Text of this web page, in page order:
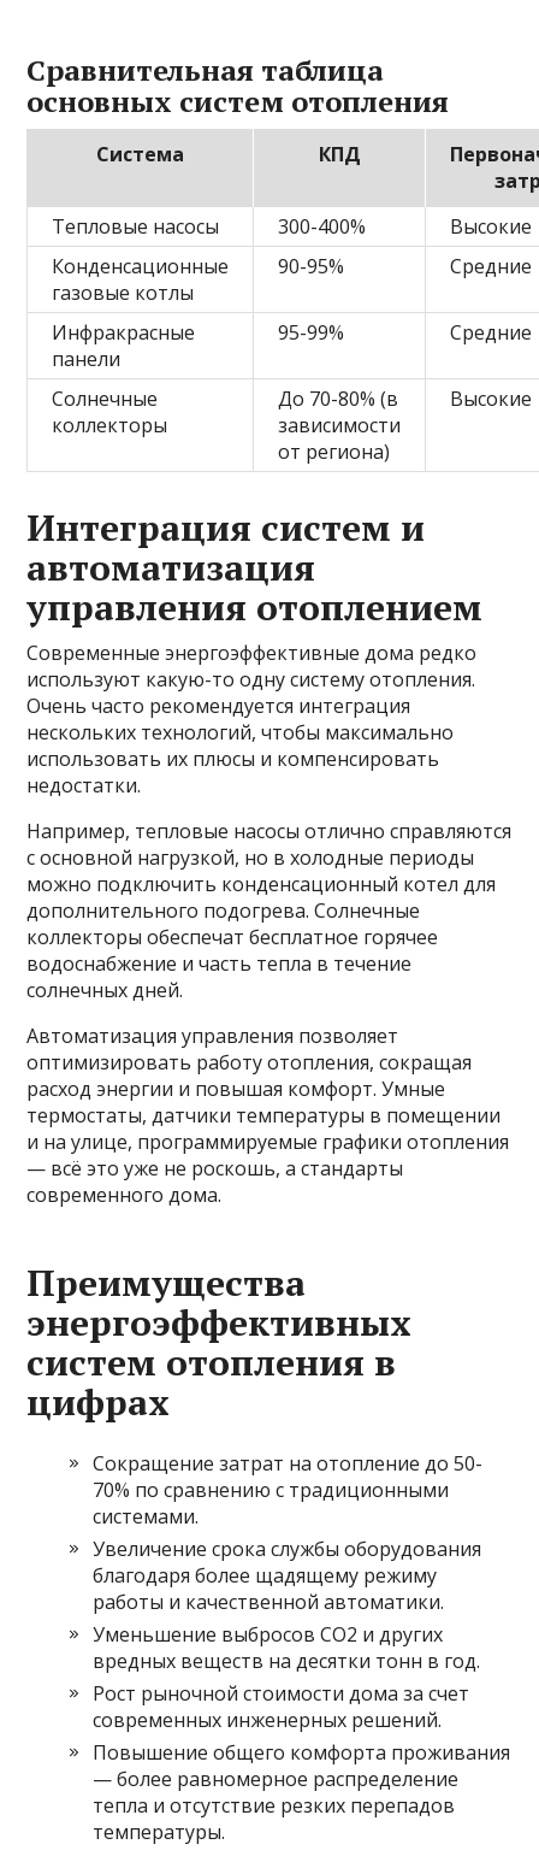
Сравнительная таблица
основных систем отопления
Система КПД
Тепловые насосы
300-400%
Высокие
Конденсационные
газовые котлы
90-95% Средние
Инфракрасные
панели
95-99% Средние
Солнечные
коллекторы
До 70-80% (в
зависимости
от региона)
Высокие
Интеграция систем и
автоматизация
управления отоплением
Современные энергоэффективные дома редко
используют какую-то одну систему отопления.
Очень часто рекомендуется интеграция
нескольких технологий, чтобы максимально
использовать их плюсы и компенсировать
недостатки.
Например, тепловые насосы отлично справляются
с основной нагрузкой, но в холодные периоды
можно подключить конденсационный котел для
дополнительного подогрева. Солнечные
коллекторы обеспечат бесплатное горячее
водоснабжение и часть тепла в течение
солнечных дней.
Автоматизация управления позволяет
оптимизировать работу отопления, сокращая
расход энергии и повышая комфорт. Умные
термостаты, датчики температуры в помещении
и на улице, программируемые графики отопления
— всё это уже не роскошь, а стандарты
современного дома.
Преимущества
энергоэффективных
систем отопления в
цифрах
Сокращение затрат на отопление до 50-
70% по сравнению с традиционными
системами.
Увеличение срока службы оборудования
благодаря более щадящему режиму
работы и качественной автоматики.
Уменьшение выбросов СО2 и других
вредных веществ на десятки тонн в год.
Рост рыночной стоимости дома за счет
современных инженерных решений.
Повышение общего комфорта проживания
— более равномерное распределение
тепла и отсутствие резких перепадов
температуры.